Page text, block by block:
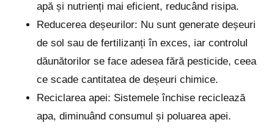
apă și nutrienți mai eficient, reducând risipa.
Reducerea deșeurilor: Nu sunt generate deșeuri
de sol sau de fertilizanți în exces, iar controlul
dăunătorilor se face adesea fără pesticide, ceea
ce scade cantitatea de deșeuri chimice.
Reciclarea apei: Sistemele închise reciclează
apa, diminuând consumul și poluarea apei.